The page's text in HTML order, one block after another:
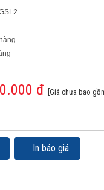
đ [Giá chưa bao
In báo giá